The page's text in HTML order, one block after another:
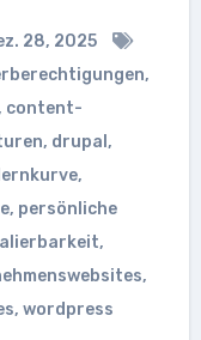
28, 2025
,
content-
, drupal ,
lernkurve,
, persönliche
,
,
, wordpress